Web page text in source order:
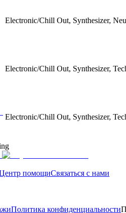
Electronic/Chill Out, Synthesizer,
Electronic/Chill Out, Synthesizer,
Electronic/Chill Out, Synthesizer,
помощиСвязаться с нами
Политика конфиденциальности